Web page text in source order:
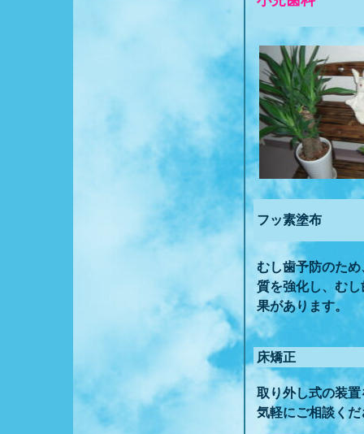
フッ素塗布
むし歯予防
質を強化し、む
果があり
床矯正
取り外し式
気軽にご相談くだ